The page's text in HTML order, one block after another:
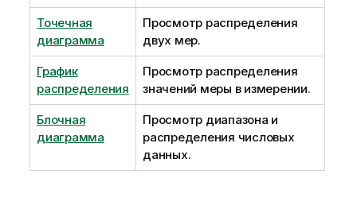
Точечная
диаграмма
Просмотр распределения
двух мер.
График
распределения
Просмотр распределения
значений меры в измерении.
Блочная
диаграмма
Просмотр диапазона и
распределения числовых
данных.